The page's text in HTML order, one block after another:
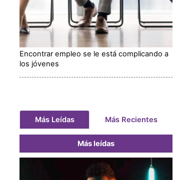
Encontrar empleo se le está complicando a
los jóvenes
Más Leídas Más Recientes
Más leídas